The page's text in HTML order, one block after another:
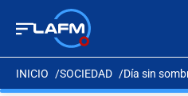
INICIO SOCIEDAD Día sin